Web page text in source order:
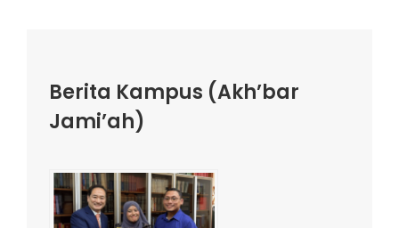
Berita Kampus (Akh’bar
Jami’ah)